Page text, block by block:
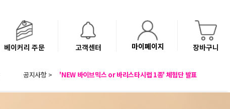
베이커리 주문 고객센터 마이페이지 장바구니
공지사항 >
'NEW 바이브믹스 or 바리스타시럽 1종' 체험단 발표